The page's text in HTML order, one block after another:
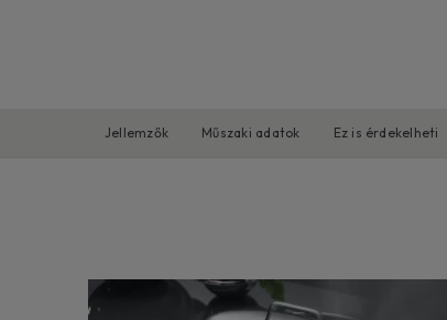
Jellemzők Műszaki adatok Ez is érdekelheti